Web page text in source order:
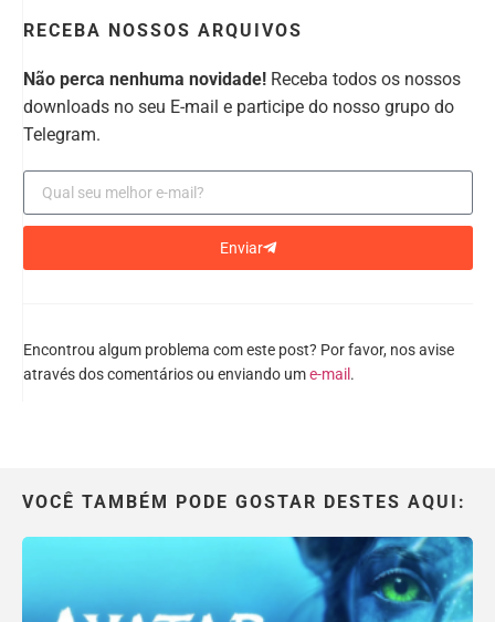
RECEBA NOSSOS ARQUIVOS
Não perca nenhuma novidade! Receba todos os nossos
downloads no seu E-mail e participe do nosso grupo do
Telegram.
Enviar
Encontrou algum problema com este post? Por favor, nos avise
através dos comentários ou enviando ume-mail .
VOCÊ TAMBÉM PODE GOSTAR DESTES AQUI: